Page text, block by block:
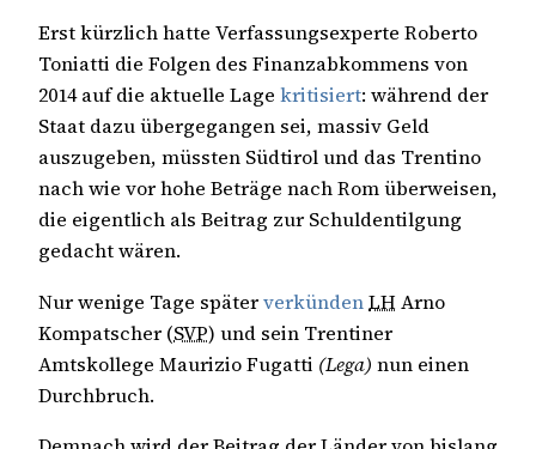
Erst kürzlich hatte Verfassungsexperte Roberto
Toniatti die Folgen des Finanzabkommens von
2014 auf die aktuelle Lage kritisiert: während der
Staat dazu übergegangen sei, massiv Geld
auszugeben, müssten Südtirol und das Trentino
nach wie vor hohe Beträge nach Rom überweisen,
die eigentlich als Beitrag zur Schuldentilgung
gedacht wären.
Nur wenige Tage späterverkündenLH Arno
Kompatscher (SVP) und sein Trentiner
Amtskollege Maurizio Fugatti (Lega) nun einen
Durchbruch.